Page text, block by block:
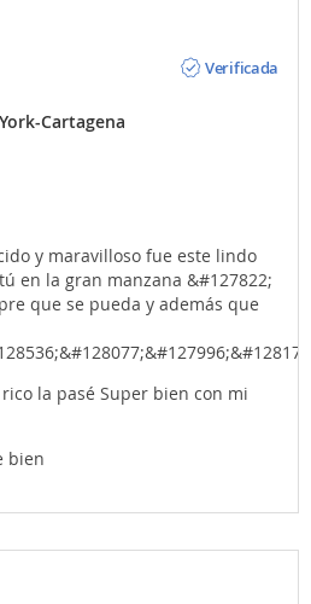
Verificada
Cartagena
y maravilloso fue este lindo
en la gran manzana &#127822;
que se pueda y además que
la pasé Super bien con mi
bien